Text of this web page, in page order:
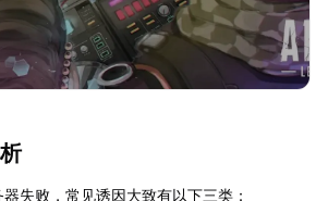
失败，常见诱因大致有以下三类：